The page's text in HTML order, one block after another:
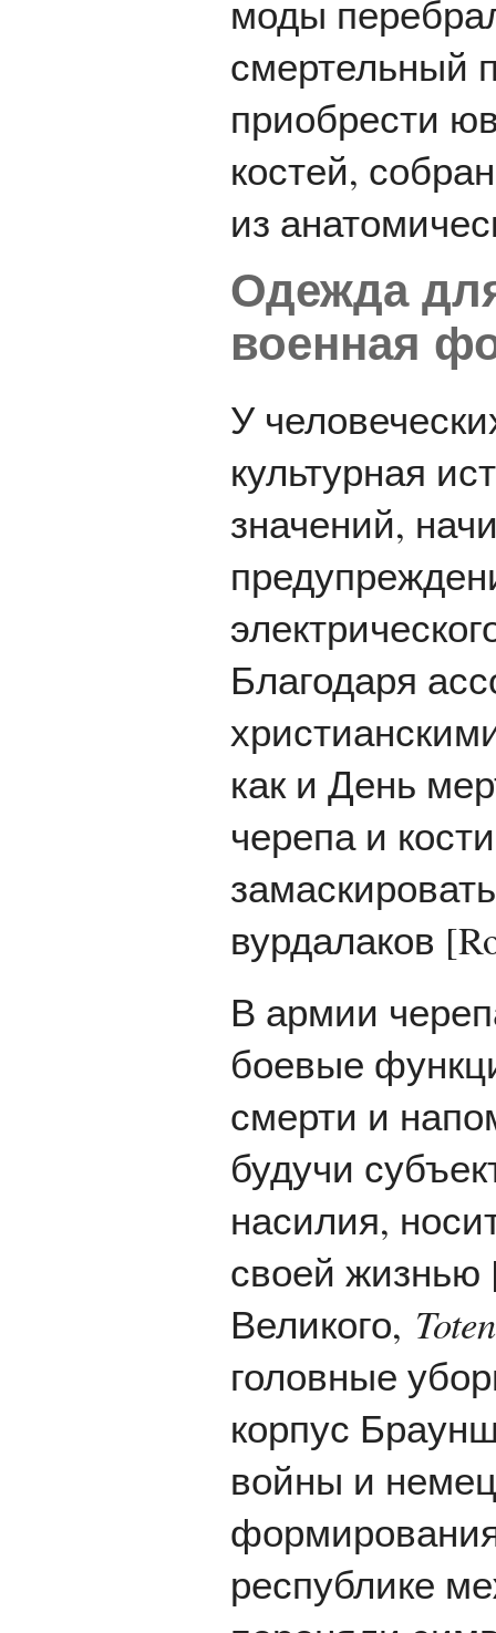
моды
смертельный
приобрести
костей,
из
Одежда
военная
У
культурная
значений,
Благодаря
как и День
черепа и
вурдалаков
В армии
боевые
смерти и
будучи
насилия,
своей жизнью
Великого,
головные
корпус
войны и
республике